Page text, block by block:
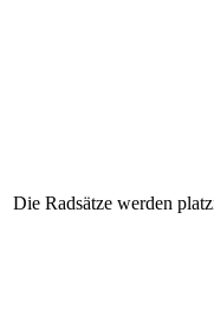
Die Radsätze werden